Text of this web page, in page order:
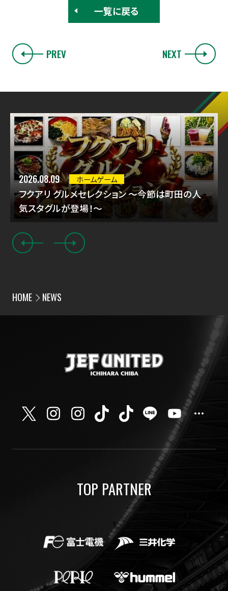
一覧に戻る
PREV NEXT
2026.08.09 ホームゲーム
フクアリ グルメセレクション ～今節は町田の人
気スタグルが登場！～
HOME NEWS
TOP PARTNER